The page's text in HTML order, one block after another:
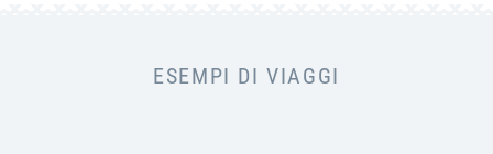
ESEMPI DI VIAGGI